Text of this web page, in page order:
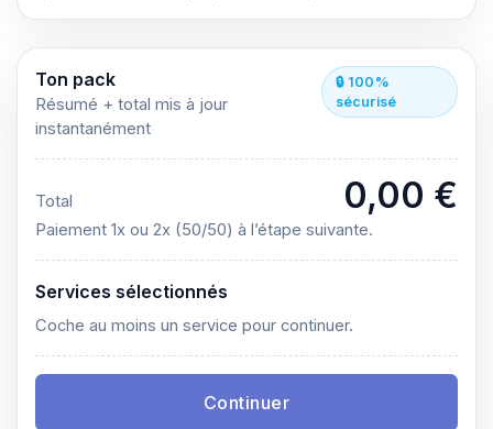
Ton pack
Résumé + total mis à jour
instantanément
🔒 100%
sécurisé
Total 0,00 €
Paiement 1x ou 2x (50/50) à l’étape suivante.
Services sélectionnés
Coche au moins un service pour continuer.
Continuer